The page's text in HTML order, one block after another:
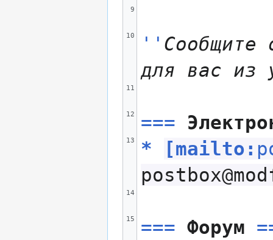
9
10
11
12
13
14
15
'' Сообщите
для вас из
===
*
[mailto:
=== Форум